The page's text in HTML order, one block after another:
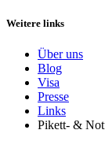
Weitere links
Über uns
Blog
Visa
Presse
Links
Pikett- &